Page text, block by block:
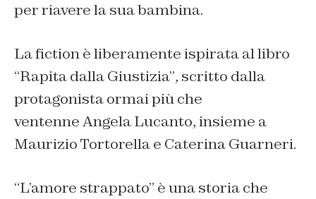
per riavere la sua bambina.
La fiction è liberamente ispirata al libro
“Rapita dalla Giustizia”, scritto dalla
protagonista ormai più che
ventenneAngela Lucanto, insieme a
Maurizio Tortorella e Caterina Guarneri.
“L’amore strappato” è una storia che